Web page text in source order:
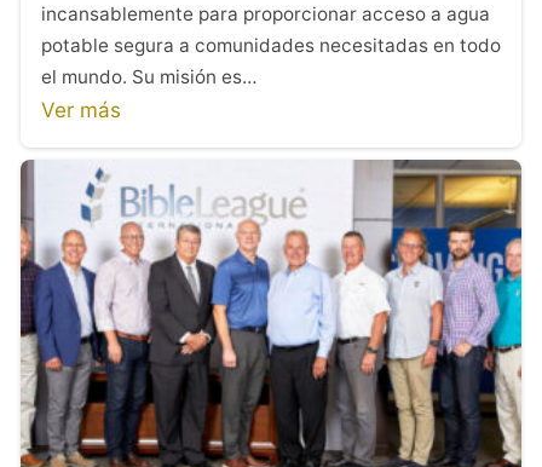
incansablemente para proporcionar acceso a agua
potable segura a comunidades necesitadas en todo
el mundo. Su misión es…
Ver más